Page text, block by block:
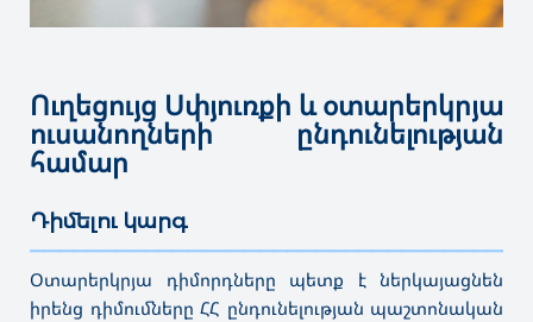
Ուղեցույց Սփյուռքի և օտարերկրյա
ուսանողների ընդունելության
համար
Դիմելու կարգ
Օտարերկրյա դիմորդները պետք է ներկայացնեն
իրենց դիմումները ՀՀ ընդունելության պաշտոնական